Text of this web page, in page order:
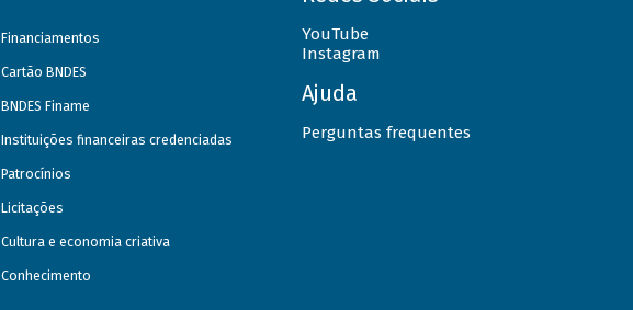
Financiamentos
Cartão BNDES
BNDES Finame
Instituições financeiras credenciadas
Patrocínios
Licitações
Cultura e economia criativa
Conhecimento
YouTube
Instagram
Ajuda
Perguntas frequentes